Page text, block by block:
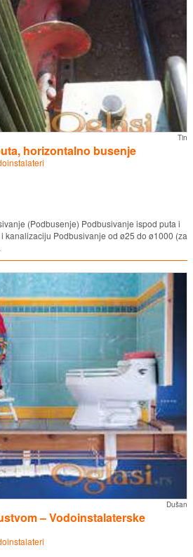
Tin
horizontalno busenje
(Podbusenje) Podbusivanje ispod puta i
kanalizaciju Podbusivanje od ø25 do ø1000 (za
Dušan
– Vodoinstalaterske